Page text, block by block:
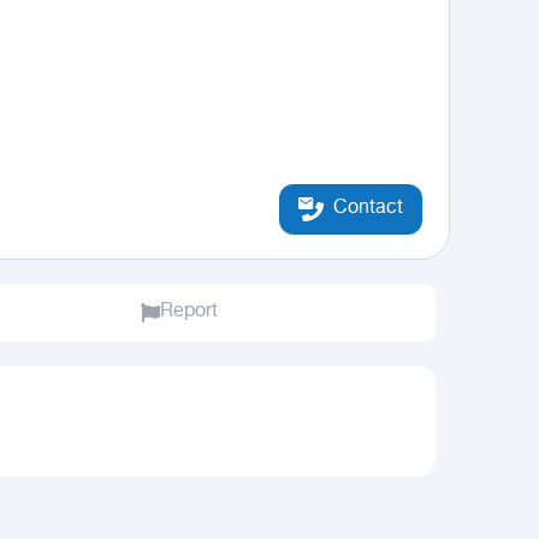
Contact
Report